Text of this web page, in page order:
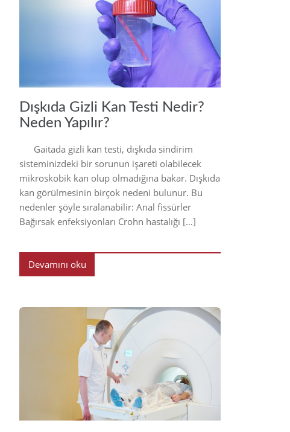
2022
Dışkıda Gizli Kan Testi Nedir?
Neden Yapılır?
Gaitada gizli kan testi, dışkıda sindirim
sisteminizdeki bir sorunun işareti olabilecek
mikroskobik kan olup olmadığına bakar. Dışkıda
kan görülmesinin birçok nedeni bulunur. Bu
nedenler şöyle sıralanabilir: Anal fissürler
Bağırsak enfeksiyonları Crohn hastalığı […]
Devamını oku
2022